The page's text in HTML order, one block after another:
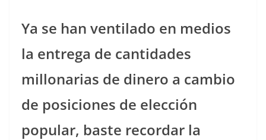
Ya se han ventilado en medios
la entrega de cantidades
millonarias de dinero a cambio
de posiciones de elección
popular, baste recordar la